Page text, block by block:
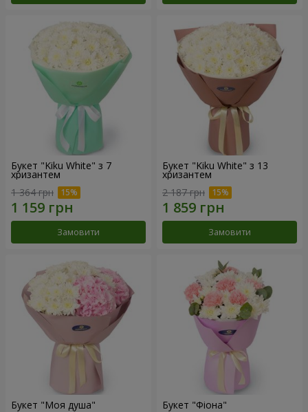
Букет "Kiku White" з 7
хризантем
1 364 грн
Замовити
Букет "Kiku White" з 13
хризантем
2 187 грн
Замовити
Букет "Моя душа" Букет "Фіона"